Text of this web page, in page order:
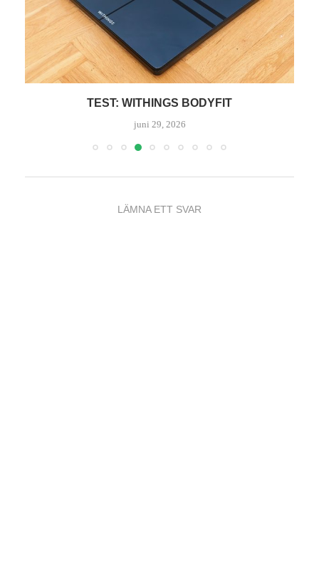
TEST: WITHINGS BODYFIT
juni 29, 2026
LÄMNA ETT SVAR